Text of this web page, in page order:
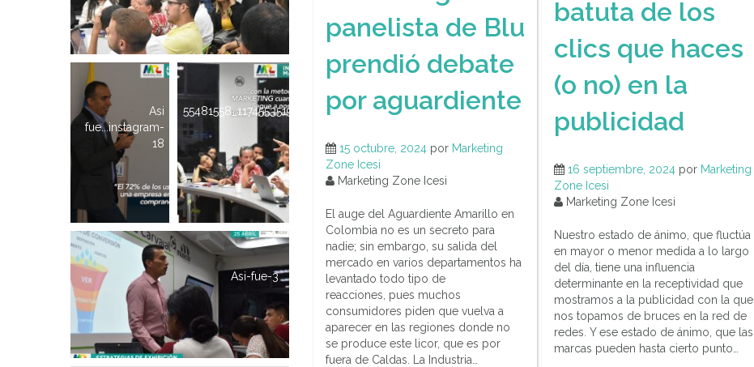
Asi
fue...instagram-
18
55481558_1174553519376072_256666257766481920_n
Asi-fue-3
panelista de Blu
prendió debate
por aguardiente
15 octubre, 2024 por Marketing
Zone Icesi
Marketing Zone Icesi
El auge del Aguardiente Amarillo en
Colombia no es un secreto para
nadie; sin embargo, su salida del
mercado en varios departamentos ha
levantado todo tipo de
reacciones, pues muchos
consumidores piden que vuelva a
aparecer en las regiones donde no
se produce este licor, que es por
fuera de Caldas. La Industria…
batuta de los
clics que haces
(o no) en la
publicidad
16 septiembre, 2024 por Marketing
Zone Icesi
Marketing Zone Icesi
Nuestro estado de ánimo, que fluctúa
en mayor o menor medida a lo largo
del día, tiene una influencia
determinante en la receptividad que
mostramos a la publicidad con la que
nos topamos de bruces en la red de
redes. Y ese estado de ánimo, que las
marcas pueden hasta cierto punto…